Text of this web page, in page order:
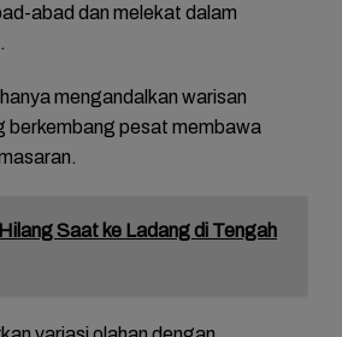
abad dan melekat dalam
mengandalkan warisan
berkembang pesat membawa
Saat ke Ladang di Tengah